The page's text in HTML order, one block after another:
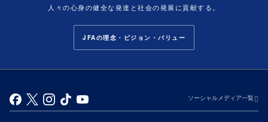
人々の心身の健全な発達と社会の発展に貢献する。
JFAの理念・ビジョン・バリュー
ソーシャルメディア一覧